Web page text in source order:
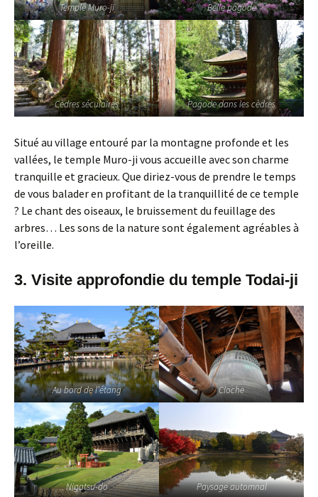
Temple Muro-ji Belle pagode
Cèdres séculaires Pagode dans les cèdres
Situé au village entouré par la montagne profonde et les
vallées, le temple Muro-ji vous accueille avec son charme
tranquille et gracieux. Que diriez-vous de prendre le temps
de vous balader en profitant de la tranquillité de ce temple
? Le chant des oiseaux, le bruissement du feuillage des
arbres… Les sons de la nature sont également agréables à
l’oreille.
3. Visite approfondie du temple Todai-ji
Au bord de l’étang Cloche
Nigatsu-do Paysage automnal